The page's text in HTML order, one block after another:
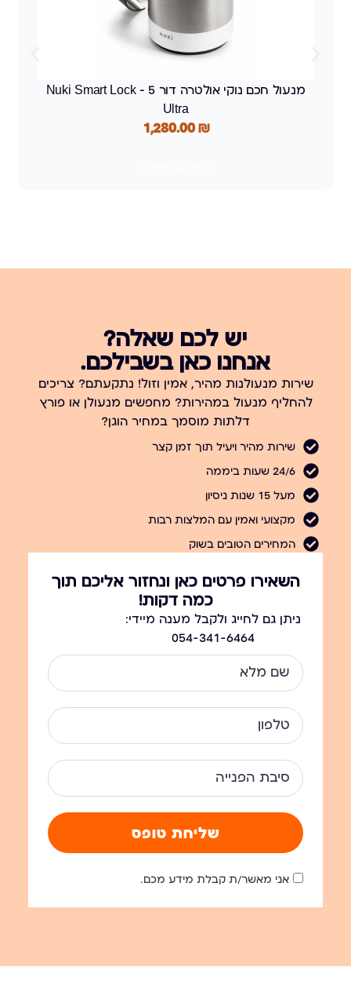
מנעול חכם נוקי אולטרה דור 5 – Nuki Smart Lock
Ultra
1,280.00₪
יש לכם שאלה?
אנחנו כאן בשבילכם.
שירות מנעולנות מהיר, אמין וזול! נתקעתם? צריכים
להחליף מנעול במהירות? מחפשים מנעולן או פורץ
דלתות מוסמך במחיר הוגן?
שירות מהיר ויעיל תוך זמן קצר
24/6 שעות ביממה
מעל 15 שנות ניסיון
מקצועי ואמין עם המלצות רבות
המחירים הטובים בשוק
השאירו פרטים כאן ונחזור אליכם תוך
כמה דקות!
ניתן גם לחייג ולקבל מענה מיידי:
054-341-6464
אני מאשר/ת קבלת מידע מכם.
שליחת טופס